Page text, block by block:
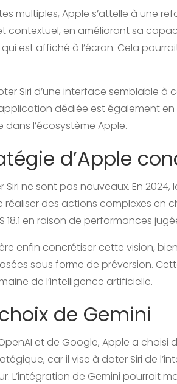
multiples, Apple s’attelle à une
contextuel, en améliorant sa
est affiché à l’écran. Cela
Siri d’une interface semblable à
dédiée est également
dans l’écosystème Apple.
d’Apple
ne sont pas nouveaux. En 2024,
des actions complexes en
18.1 en raison de performances
enfin concrétiser cette vision,
sous forme de préversion.
de l’intelligence artificielle.
de Gemini
et de Google, Apple a choisi
car il vise à doter Siri de
L’intégration de Gemini pourrait